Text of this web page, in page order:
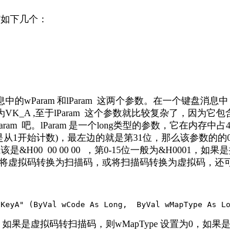
下几个：
wParam 和lParam 这两个参数。在一个键盘消息
,至于lParam 这个参数就比较复杂了，因为它
吧。lParam 是一个long类型的参数，它在内存中占
1开始计数)，最左边的就是第31位，那么该参数的
&H00 00 00 00 ，第0-15位一般为&H0001，如果
拟码转换为扫描码，或将扫描码转换为虚拟码，还
(ByVal wCode As Long,  ByVal wMapType As
果是虚拟码转扫描码，则wMapType 设置为0，如